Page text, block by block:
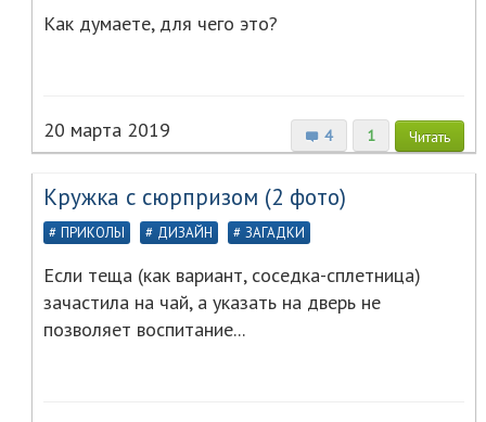
Как думаете, для чего это?
4 1 Читать
20 марта 2019
Кружка с сюрпризом (2 фото)
ПРИКОЛЫ ДИЗАЙН ЗАГАДКИ
Если теща (как вариант, соседка-сплетница)
зачастила на чай, а указать на дверь не
позволяет воспитание...